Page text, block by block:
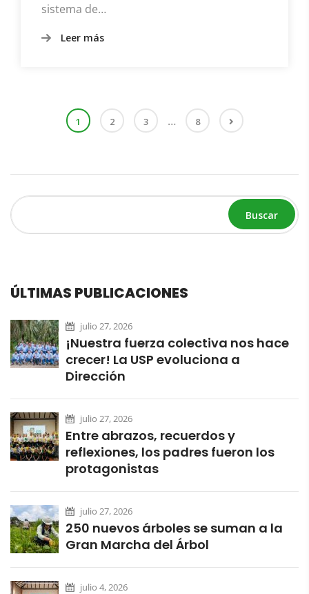
sistema de…
Leer más
1 2 3 … 8
Buscar
ÚLTIMAS PUBLICACIONES
julio 27, 2026
¡Nuestra fuerza colectiva nos hace
crecer! La USP evoluciona a
Dirección
julio 27, 2026
Entre abrazos, recuerdos y
reflexiones, los padres fueron los
protagonistas
julio 27, 2026
250 nuevos árboles se suman a la
Gran Marcha del Árbol
julio 4, 2026